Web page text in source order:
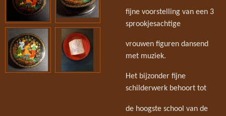
fijne voorstelling van een 3
sprookjesachtige
vrouwen figuren dansend
met muziek.
Het bijzonder fijne
schilderwerk behoort tot
de hoogste school van de